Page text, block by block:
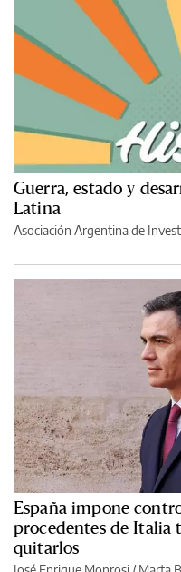
Guerra, estado y
Latina
Asociación Argentina de
España impone
procedentes de Italia
quitarlos